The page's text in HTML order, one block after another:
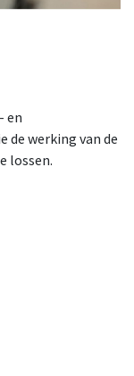
en
werking van de
lossen.